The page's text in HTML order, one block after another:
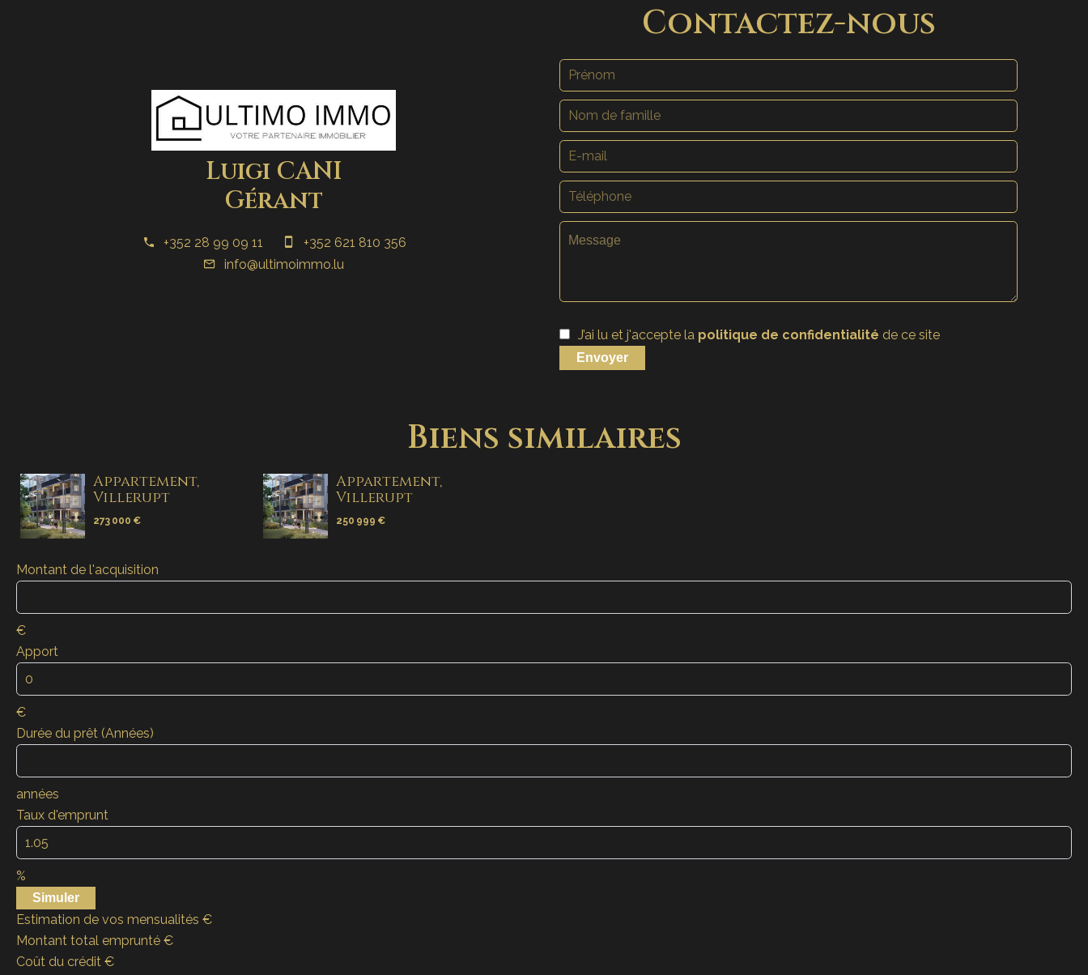
Luigi CANI
Gérant
+352 28 99 09 11
+352 621 810 356
info@ultimoimmo.lu
Contactez-nous
J’ai lu et j'accepte la politique de confidentialité de ce site
Envoyer
Biens similaires
Appartement,
Villerupt
273 000 €
Appartement,
Villerupt
250 999 €
Montant de l'acquisition
€
Apport
€
Durée du prêt (Années)
années
Taux d'emprunt
%
Simuler
Estimation de vos mensualités €
Montant total emprunté €
Coût du crédit €